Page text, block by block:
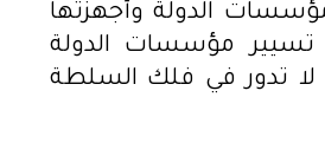
الدولة وأجهزتها
تسيير مؤسسات الدولة
لا تدور في فلك السلطة